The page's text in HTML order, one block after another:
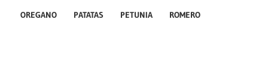
OREGANO PATATAS PETUNIA ROMERO